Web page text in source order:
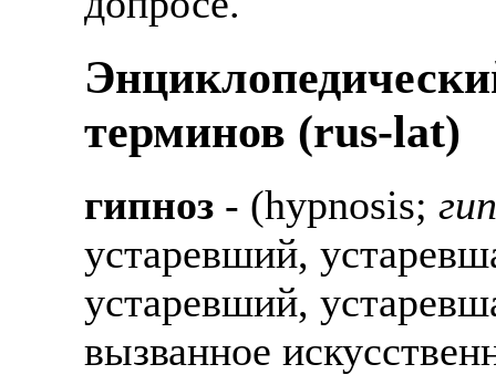
терминов (rus-lat)
гипноз - (hypnosis;
устаревший,
устаревший,
вызванное